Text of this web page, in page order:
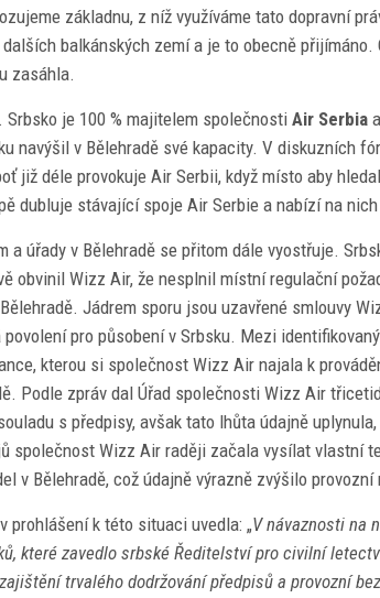
základnu, z níž využíváme tato dopravní
balkánských zemí a je to obecně
zasáhla.
je 100 % majitelem společnosti Air Serbia
navýšil v Bělehradě své kapacity. V diskuzních
již déle provokuje Air Serbii, když místo aby
dubluje stávající spoje Air Serbie a nabízí na
a úřady v Bělehradě se přitom dále vyostřuje.
obvinil Wizz Air, že nesplnil místní regulační
Jádrem sporu jsou uzavřené smlouvy
pro působení v Srbsku. Mezi
kterou si společnost Wizz Air najala k
Podle zpráv dal Úřad společnosti Wizz Air
s předpisy, avšak tato lhůta údajně
společnost Wizz Air raději začala vysílat vlastní
v Bělehradě, což údajně výrazně zvýšilo
prohlášení k této situaci uvedla: „V návaznosti na
které zavedlo srbské Ředitelství pro civilní
trvalého dodržování předpisů a provozní